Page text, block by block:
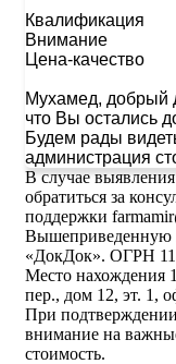
Квалификация
Внимание
Цена-качество
Мухамед, добрый
что Вы остались
Будем рады
администрация
В случае
обратиться за
поддержки
Вышеприведенную
«ДокДок». ОГРН
Место нахождения
пер., дом 12, эт. 1,
При
внимание на
стоимость.